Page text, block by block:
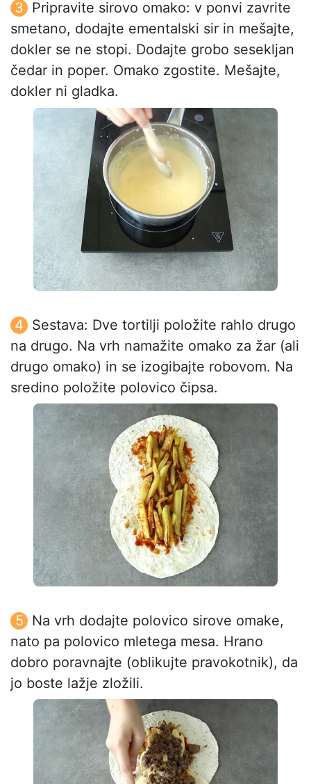
Pripravite sirovo omako: v ponvi zavrite
smetano, dodajte ementalski sir in mešajte,
dokler se ne stopi. Dodajte grobo sesekljan
čedar in poper. Omako zgostite. Mešajte,
dokler ni gladka.
Sestava: Dve tortilji položite rahlo drugo
na drugo. Na vrh namažite omako za žar (ali
drugo omako) in se izogibajte robovom. Na
sredino položite polovico čipsa.
Na vrh dodajte polovico sirove omake,
nato pa polovico mletega mesa. Hrano
dobro poravnajte (oblikujte pravokotnik), da
jo boste lažje zložili.